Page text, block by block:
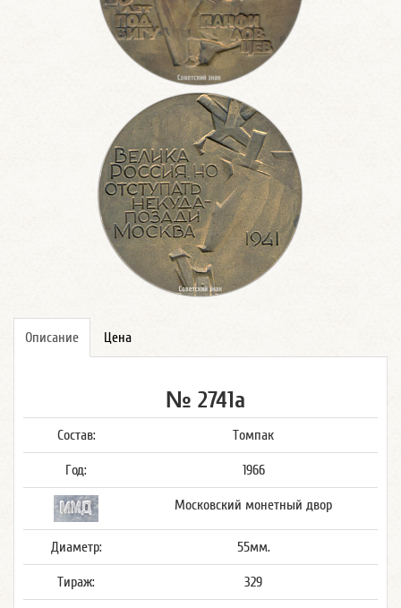
Описание Цена
№ 2741а
Состав: Томпак
Год: 1966
Московский монетный двор
Диаметр: 55мм.
Тираж: 329